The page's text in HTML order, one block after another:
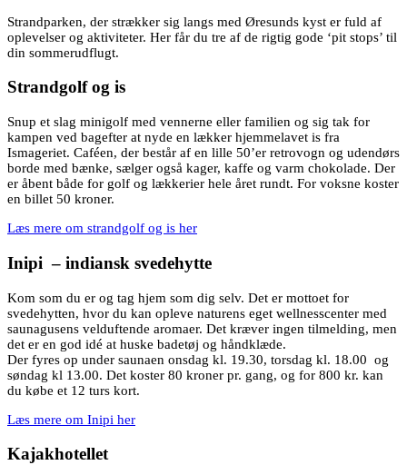
Strandparken, der strækker sig langs med Øresunds kyst er fuld af
oplevelser og aktiviteter. Her får du tre af de rigtig gode ‘pit stops’ til
din sommerudflugt.
Strandgolf og is
Snup et slag minigolf med vennerne eller familien og sig tak for
kampen ved bagefter at nyde en lækker hjemmelavet is fra
Ismageriet. Caféen, der består af en lille 50’er retrovogn og udendørs
borde med bænke, sælger også kager, kaffe og varm chokolade. Der
er åbent både for golf og lækkerier hele året rundt. For voksne koster
en billet 50 kroner.
Læs mere om strandgolf og is her
Inipi – indiansk svedehytte
Kom som du er og tag hjem som dig selv. Det er mottoet for
svedehytten, hvor du kan opleve naturens eget wellnesscenter med
saunagusens velduftende aromaer. Det kræver ingen tilmelding, men
det er en god idé at huske badetøj og håndklæde.
Der fyres op under saunaen onsdag kl. 19.30, torsdag kl. 18.00 og
søndag kl 13.00. Det koster 80 kroner pr. gang, og for 800 kr. kan
du købe et 12 turs kort.
Læs mere om Inipi her
Kajakhotellet